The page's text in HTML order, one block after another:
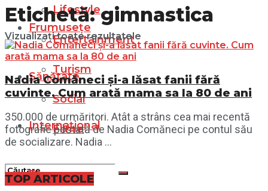
Lifestyle
Entertainment
Turism
Social
Filme
Frumusețe
Sănătate
Internațional
Diverse
Vizualizați toate rezultatele
Etichetă:gimnastica
Nadia Comăneci și-a lăsat fanii fără
cuvinte. Cum arată mama sa la 80 de ani
350.000 de urmăritori. Atât a strâns cea mai recentă
fotografie postată de Nadia Comăneci pe contul său
de socializare. Nadia ...
TOP ARTICOLE